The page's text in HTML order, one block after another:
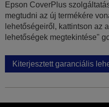
Epson CoverPlus
megtudni az új termékére
lehetőségeiről, kattintson az
lehetőségek megtekintése"
Kiterjesztett garanciális